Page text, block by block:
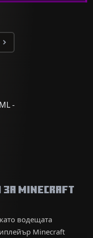
за Minecraft
водещата
Minecraft